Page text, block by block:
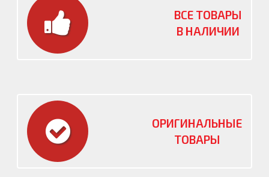
ВСЕ ТОВАРЫ
В НАЛИЧИИ
ОРИГИНАЛЬНЫЕ
ТОВАРЫ